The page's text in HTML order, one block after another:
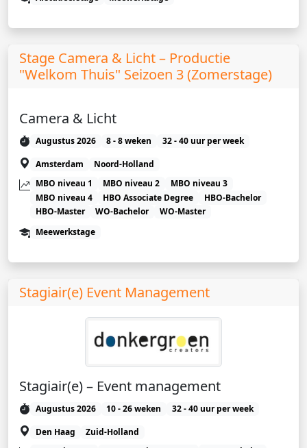
Stage Camera & Licht – Productie
"Welkom Thuis" Seizoen 3 (Zomerstage)
Camera & Licht
Augustus 2026 8 - 8 weken
32 - 40 uur per week
Amsterdam
Noord-Holland
MBO niveau 1
MBO niveau 2
MBO niveau 3
MBO niveau 4
HBO Associate Degree
HBO-Bachelor
HBO-Master
WO-Bachelor
WO-Master
Meewerkstage
Stagiair(e) Event Management
Stagiair(e) – Event management
Augustus 2026 10 - 26 weken
32 - 40 uur per week
Den Haag
Zuid-Holland